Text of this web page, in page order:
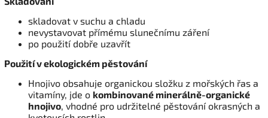
skladovat v suchu a chladu
nevystavovat přímému slunečnímu záření
po použití dobře uzavřít
Použití v ekologickém pěstování
Hnojivo obsahuje organickou složku z mořských řas a
vitamíny, jde o kombinované minerálně-organické
hnojivo, vhodné pro udržitelné pěstování okrasných a